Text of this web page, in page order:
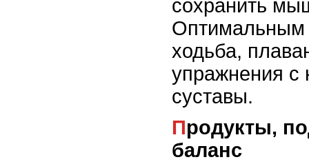
сохранить
Оптимальным
ходьба,
упражнения с
суставы.
Продукты, поддерживающие
баланс